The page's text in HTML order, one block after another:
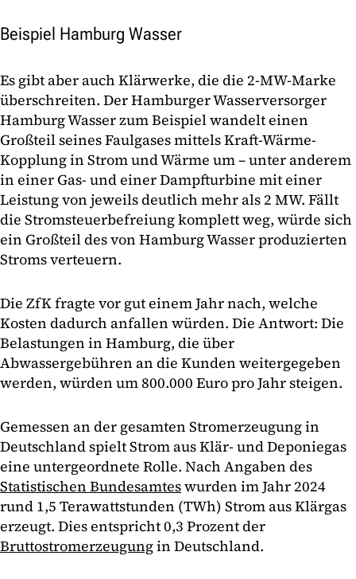
Beispiel Hamburg Wasser
Es gibt aber auch Klärwerke, die die 2-MW-Marke
überschreiten. Der Hamburger Wasserversorger
Hamburg Wasser zum Beispiel wandelt einen
Großteil seines Faulgases mittels Kraft-Wärme-
Kopplung in Strom und Wärme um – unter anderem
in einer Gas- und einer Dampfturbine mit einer
Leistung von jeweils deutlich mehr als 2 MW. Fällt
die Stromsteuerbefreiung komplett weg, würde sich
ein Großteil des von Hamburg Wasser produzierten
Stroms verteuern.
Die ZfK fragte vor gut einem Jahr nach, welche
Kosten dadurch anfallen würden. Die Antwort: Die
Belastungen in Hamburg, die über
Abwassergebühren an die Kunden weitergegeben
werden, würden um 800.000 Euro pro Jahr steigen.
Gemessen an der gesamten Stromerzeugung in
Deutschland spielt Strom aus Klär- und Deponiegas
eine untergeordnete Rolle. Nach Angaben des
Statistischen Bundesamteswurden im Jahr 2024
rund 1,5 Terawattstunden (TWh) Strom aus Klärgas
erzeugt. Dies entspricht 0,3 Prozent der
Bruttostromerzeugungin Deutschland.